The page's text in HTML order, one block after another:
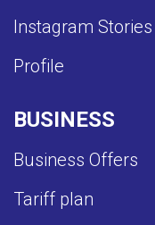
Instagram
Profile
BUSINESS
Business Offers
Tariff plan